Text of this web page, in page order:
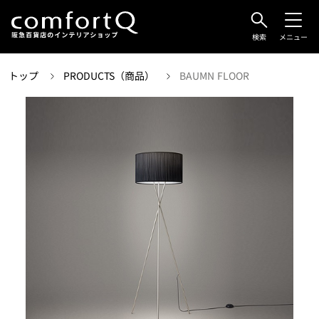
検索 メニュー
トップ PRODUCTS（商品） BAUMN FLOOR